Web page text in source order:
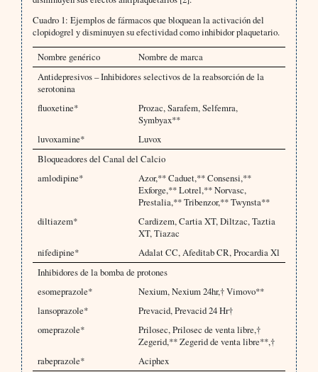
Cuadro 1: Ejemplos de fármacos que bloquean la activación del
clopidogrel y disminuyen su efectividad como inhibidor plaquetario.
Nombre genérico
Nombre de marca
Antidepresivos – Inhibidores selectivos de la reabsorción de la
serotonina
fluoxetine*
Prozac, Sarafem, Selfemra,
Symbyax**
luvoxamine*
Luvox
Bloqueadores del Canal del Calcio
amlodipine*
Azor,** Caduet,** Consensi,**
Exforge,** Lotrel,** Norvasc,
Prestalia,** Tribenzor,** Twynsta**
diltiazem*
Cardizem, Cartia XT, Diltzac, Taztia
XT, Tiazac
nifedipine*
Adalat CC, Afeditab CR, Procardia Xl
Inhibidores de la bomba de protones
esomeprazole*
Nexium, Nexium 24hr,† Vimovo**
lansoprazole*
Prevacid, Prevacid 24 Hr†
omeprazole*
Prilosec, Prilosec de venta libre,†
Zegerid,** Zegerid de venta libre**,†
rabeprazole*
Aciphex